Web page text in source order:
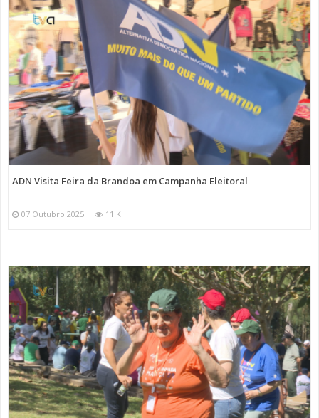
ADN Visita Feira da Brandoa em Campanha Eleitoral
07 Outubro 2025 11 K